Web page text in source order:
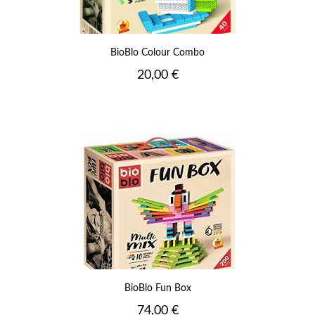
BioBlo Colour Combo
Prix
20,00 €
BioBlo Fun Box
Prix
74,00 €